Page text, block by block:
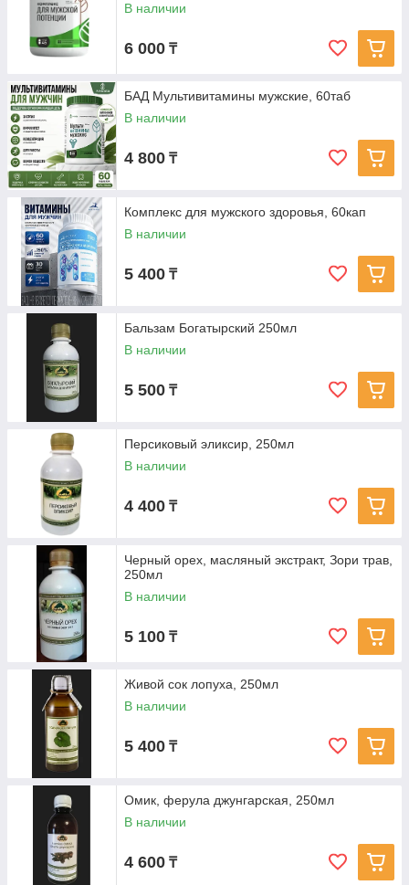
В наличии
6 000 ₸
БАД Мультивитамины мужские, 60таб
В наличии
4 800 ₸
Комплекс для мужского здоровья, 60кап
В наличии
5 400 ₸
Бальзам Богатырский 250мл
В наличии
5 500 ₸
Персиковый эликсир, 250мл
В наличии
4 400 ₸
Черный орех, масляный экстракт, Зори трав,
250мл
В наличии
5 100 ₸
Живой сок лопуха, 250мл
В наличии
5 400 ₸
Омик, ферула джунгарская, 250мл
В наличии
4 600 ₸